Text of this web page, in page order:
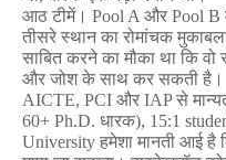
आठ टीमें। Pool A और Pool B
तीसरे स्थान का रोमांचक
साबित करने का मौका था कि वो
और जोश के साथ कर सकती है।
AICTE, PCI और IAP से
60+ Ph.D. धारक), 15:1
University हमेशा मानती आई है